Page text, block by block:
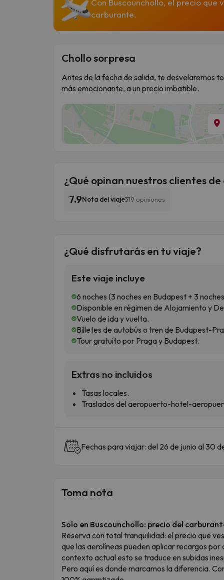
Con Buscounchollo, el precio que
carburante.
Chollo sorpresa
Antes de la fecha de salida, te desvelaremos
más emocionante, a un precio imbatible.
¿Qué opinan nuestros clientes
7.9Nota del viaje319 opiniones
¿Qué disfrutarás en tu viaje?
Este viaje incluye
6 noches (3 noches en Budapest + 3
Disponible en régimen de Alojamiento y
Vuelo de ida y vuelta.
Billetes de autobús o tren de Budapest-
Tour gratuito por Praga y Budapest.
Extras no incluidos
Tasas locales.
Traslados del aeropuerto-hotel-
Fechas para viajar: del 26 de junio al 30
Toma nota
Solo en Buscounchollo: precio del
Reserva con total tranquilidad: el precio que
que las aerolíneas pueden aplicar recargos por
contexto actual esto se traduce en subidas
Pero aquí es donde marcamos la diferencia.